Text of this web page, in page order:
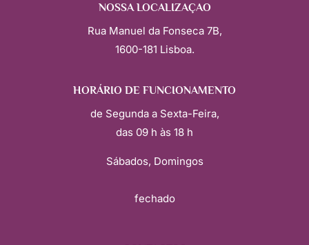
NOSSA LOCALIZAÇÃO
Rua Manuel da Fonseca 7B,
1600-181 Lisboa.
HORÁRIO DE FUNCIONAMENTO
de Segunda a Sexta-Feira,
das 09 h às 18 h
Sábados, Domingos
fechado